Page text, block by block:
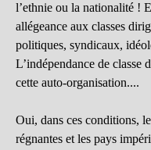
l’ethnie ou la nationalité !
allégeance aux classes
politiques, syndicaux,
L’indépendance de classe
cette auto-organisation....
Oui, dans ces conditions,
régnantes et les pays